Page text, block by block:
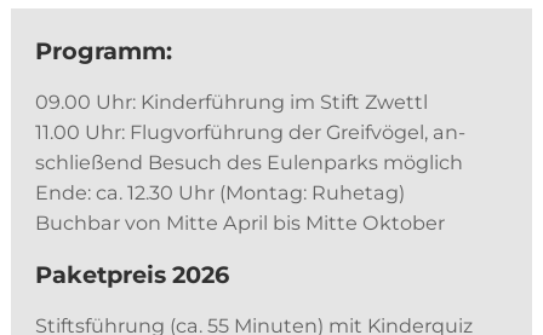
Pro­gramm:
09.00 Uhr: Kin­der­füh­rung im Stift Zwettl
11.00 Uhr: Flug­vor­füh­rung der Greif­vö­gel, an­
schlie­ßend Be­such des Eu­len­parks mög­lich
Ende: ca. 12.30 Uhr (Mon­tag: Ru­he­tag)
Buch­bar von Mit­te April bis Mit­te Oktober
Pa­ket­preis 2026
Stifts­füh­rung (ca. 55 Mi­nu­ten) mit Kin­der­quiz